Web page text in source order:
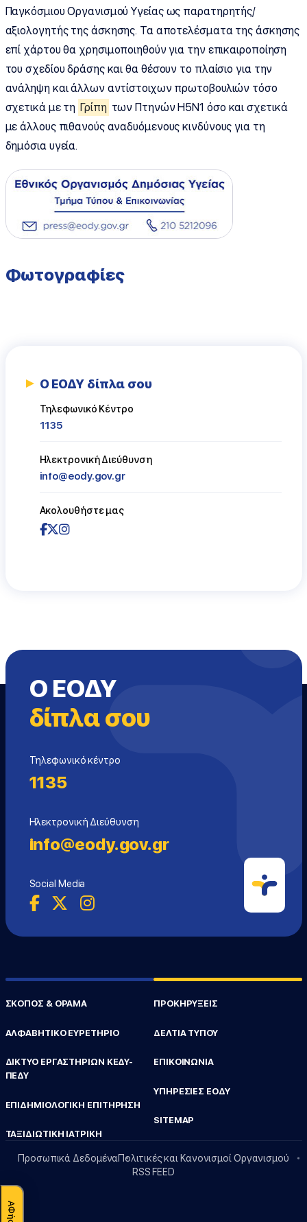
Παγκόσμιου Οργανισμού Υγείας ως παρατηρητής/
αξιολογητής της άσκησης. Τα αποτελέσματα της άσκησης
επί χάρτου θα χρησιμοποιηθούν για την επικαιροποίηση
του σχεδίου δράσης και θα θέσουν το πλαίσιο για την
ανάληψη και άλλων αντίστοιχων πρωτοβουλιών τόσο
σχετικά με τη Γρίπη των Πτηνών H5N1 όσο και σχετικά
με άλλους πιθανούς αναδυόμενους κινδύνους για τη
δημόσια υγεία.
Φωτογραφίες
Ο ΕΟΔΥ δίπλα σου
Τηλεφωνικό Κέντρο
1135
Ηλεκτρονική Διεύθυνση
info@eody.gov.gr
Ακολουθήστε μας
Ο ΕΟΔΥ
δίπλα σου
Τηλεφωνικό κέντρο
1135
Ηλεκτρονική Διεύθυνση
info@eody.gov.gr
Social Media
ΣΚΟΠΟΣ & ΟΡΑΜΑ
ΑΛΦΑΒΗΤΙΚΟ ΕΥΡΕΤΗΡΙΟ
ΔΙΚΤΥΟ ΕΡΓΑΣΤΗΡΙΩΝ ΚΕΔΥ-
ΠΕΔΥ
ΕΠΙΔΗΜΙΟΛΟΓΙΚΗ ΕΠΙΤΗΡΗΣΗ
ΤΑΞΙΔΙΩΤΙΚΗ ΙΑΤΡΙΚΗ
ΠΡΟΚΗΡΥΞΕΙΣ
ΔΕΛΤΙΑ ΤΥΠΟΥ
ΕΠΙΚΟΙΝΩΝΙΑ
ΥΠΗΡΕΣΙΕΣ ΕΟΔΥ
SITEMAP
Προσωπικά ΔεδομέναΠολιτικές και Κανονισμοί Οργανισμού
RSS FEED